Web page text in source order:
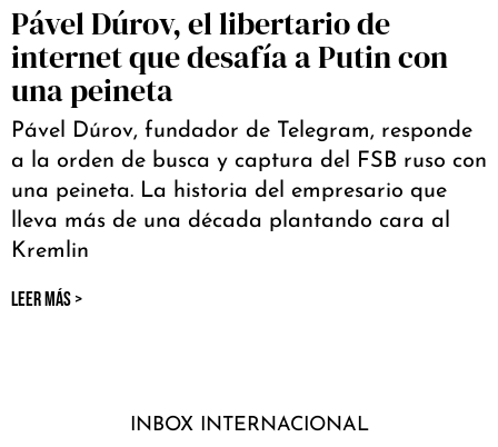
Pável Dúrov, el libertario de
internet que desafía a Putin con
una peineta
Pável Dúrov, fundador de Telegram, responde
a la orden de busca y captura del FSB ruso con
una peineta. La historia del empresario que
lleva más de una década plantando cara al
Kremlin
LEER MÁS >
INBOX INTERNACIONAL